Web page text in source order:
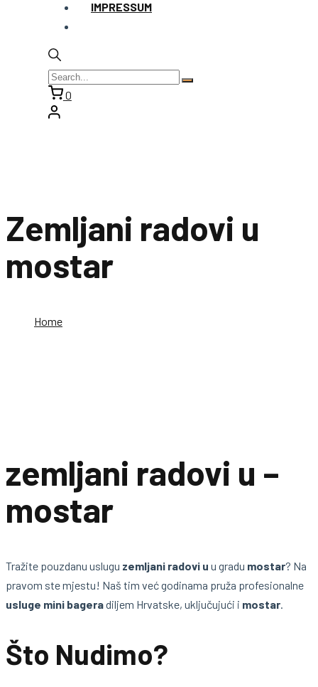
IMPRESSUM
0
Zemljani radovi u
mostar
Home
zemljani radovi u –
mostar
Tražite pouzdanu uslugu zemljani radovi u u gradu mostar? Na
pravom ste mjestu! Naš tim već godinama pruža profesionalne
usluge mini bageradiljem Hrvatske, uključujući i mostar
Što Nudimo?